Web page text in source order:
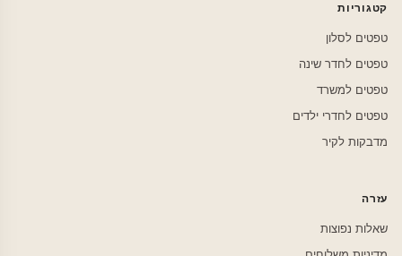
קטגוריות
טפטים לסלון
טפטים לחדר שינה
טפטים למשרד
טפטים לחדרי ילדים
מדבקות לקיר
עזרה
שאלות נפוצות